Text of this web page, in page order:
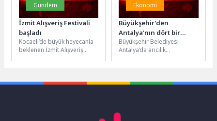
Gündem
İzmit Alışveriş Festivali
başladı
Kocaeli’de büyük heyecanla
beklenen İzmit Alışveriş
Meydanı’ndaki...
Ekonomi
Büyükşehir’den
Antalya’nın dört bir
yanına arı kovanı
desteği
Büyükşehir Belediyesi
Antalya’da arıcılık
üreticilere hibe desteklerini...